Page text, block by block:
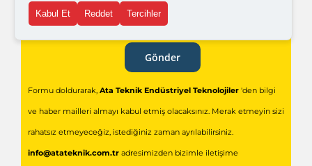
Gönder
Formu doldurarak, Ata Teknik Endüstriyel Teknolojiler'den bilgi
ve haber mailleri almayı kabul etmiş olacaksınız. Merak etmeyin sizi
rahatsız etmeyeceğiz, istediğiniz zaman ayrılabilirsiniz.
info@atateknik.com.tradresimizden bizimle iletişime
Kabul Et Reddet Tercihler